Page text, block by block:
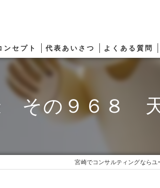
ンセプト 代表あいさつ よくある質問
その９６８
宮崎でコンサルティングなら